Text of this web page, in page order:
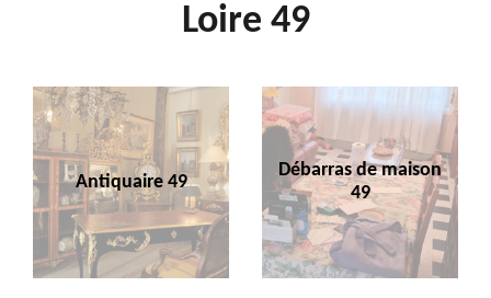
Loire 49
Antiquaire 49
Débarras de maison
49